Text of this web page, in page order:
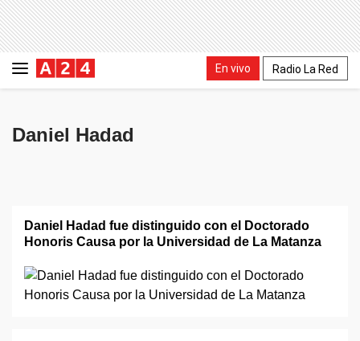
En vivo Radio La Red
Daniel Hadad
Daniel Hadad fue distinguido con el Doctorado
Honoris Causa por la Universidad de La Matanza